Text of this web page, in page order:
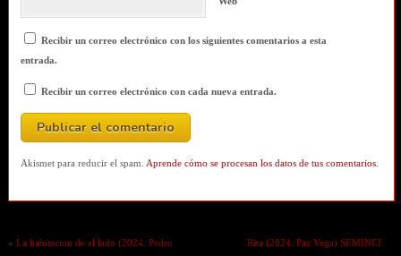
Recibir un correo electrónico con los siguientes comentarios a esta
entrada.
Recibir un correo electrónico con cada nueva entrada.
Akismet para reducir el spam. Aprende cómo se procesan los datos de tus comentarios.
« La habitacion de al lado (2024. Pedro
Rita (2024. Paz Vega) SEMINCI